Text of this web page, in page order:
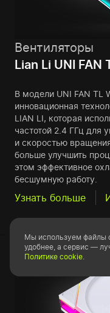
Вентиляторы
Lian Li UNI FAN
В модели UNI FAN TL
инновационная
LIAN LI, которая
частотой 2.4 ГГц для
и скоростью
больше улучшить
этом эффективное
бесшумную работу.
Узнать больше
Мы используем файлы
удобнее, а сервис —
Политике cookie.